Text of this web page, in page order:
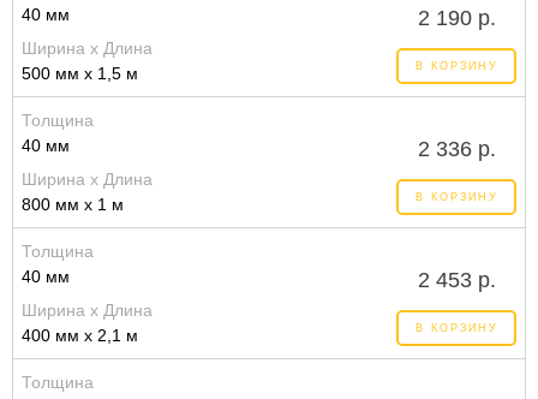
40 мм
Ширина x Длина
500 мм x 1,5 м
2 190 р.
В КОРЗИНУ
Толщина
40 мм
Ширина x Длина
800 мм x 1 м
2 336 р.
В КОРЗИНУ
Толщина
40 мм
Ширина x Длина
400 мм x 2,1 м
2 453 р.
В КОРЗИНУ
Толщина